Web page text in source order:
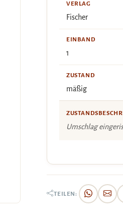
VERLAG
Fischer
EINBAND
1
ZUSTAND
mäßig
Umschlag
TEILEN: